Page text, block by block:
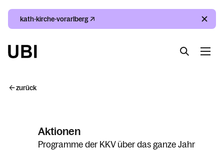
Kalender
kath-kirche-vorarlberg
zurück
Aktionen
Programme der KKV über das ganze Jahr